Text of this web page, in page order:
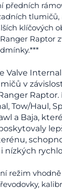
předních
klíčových
Raptor
Valve
v
Raptor.
Tow/Haul,
a Baja,
nízkých
režim